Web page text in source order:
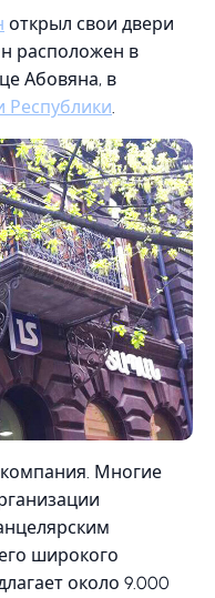
открыл свои двери
расположен в
Абовяна, в
Республики.
Многие
широкого
около 9.000